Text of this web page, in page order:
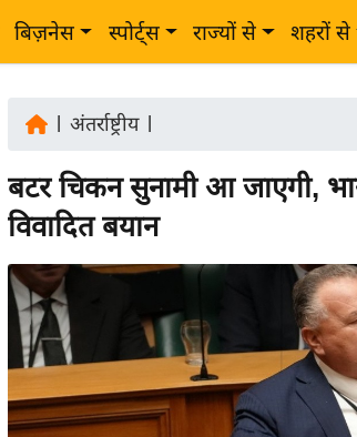
बिज़नेस स्पोर्ट्स राज्यों से शहरों से
अंतर्राष्ट्रीय|
बटर चिकन सुनामी आ जाएगी,
विवादित बयान